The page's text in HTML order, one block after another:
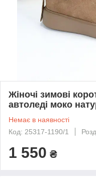
Жіночі зимові
автоледі моко
Немає в наявності
Код: 25317-1190/1
1 550 ₴